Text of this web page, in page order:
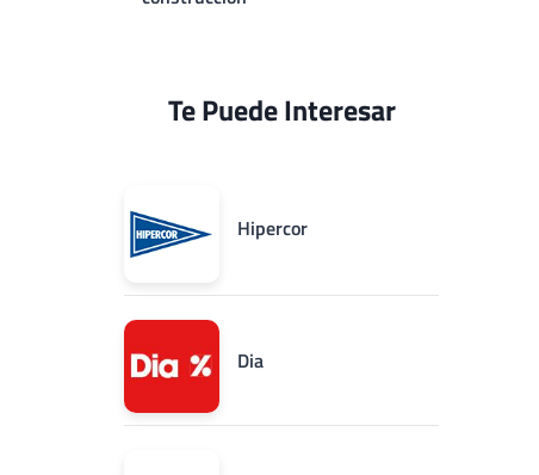
Te Puede Interesar
Hipercor
Dia